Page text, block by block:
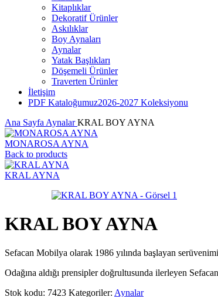
Kitaplıklar
Dekoratif Ürünler
Askılıklar
Boy Aynaları
Aynalar
Yatak Başlıkları
Döşemeli Ürünler
Traverten Ürünler
İletişim
PDF Kataloğumuz2026-2027 Koleksiyonu
Ana Sayfa AynalarKRAL BOY AYNA
MONAROSA AYNA
Back to products
KRAL AYNA
KRAL BOY AYNA
Sefacan Mobilya olarak 1986 yılında başlayan
Odağına aldığı prensipler doğrultusunda ilerleyen
Stok kodu: 7423 Kategoriler: Aynalar